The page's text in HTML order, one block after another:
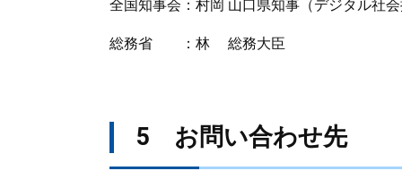
全国知事会：村岡 山口県知事（デジタル社会
総務省 ：林 総務大臣
5 お問い合わせ先